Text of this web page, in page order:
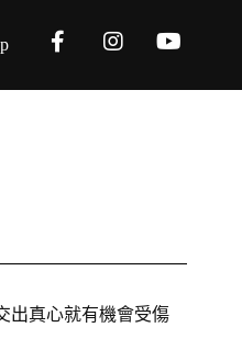
出真心就有機會受傷